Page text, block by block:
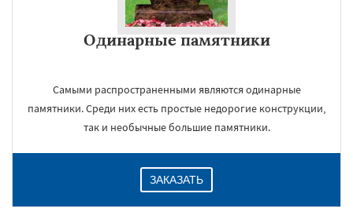
Одинарные памятники
Самыми распространенными являются одинарные
памятники. Среди них есть простые недорогие конструкции,
так и необычные большие памятники.
ЗАКАЗАТЬ